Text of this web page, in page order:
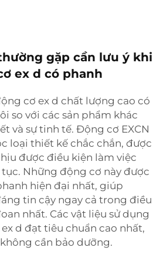
gặp cần lưu ý khi
ex d có phanh
cơ ex d chất lượng cao có
so với các sản phẩm khác
và sự tinh tế. Động cơ EXCN
loại thiết kế chắc chắn, được
được điều kiện làm việc
Những động cơ này được
hiện đại nhất, giúp
tin cậy ngay cả trong điều
nhất. Các vật liệu sử dụng
d đạt tiêu chuẩn cao nhất,
cần bảo dưỡng.